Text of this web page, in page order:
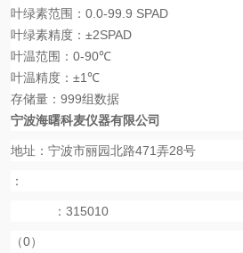
叶绿素范围： 0.0-99.9 SPAD
叶绿素精度： ±2SPAD
叶温范围： 0-90℃
叶温精度： ±1℃
存储量： 999组数据
宁波海曙科麦仪器有限公司
地址：宁波市丽园北路471弄28号
：
： 315010
（0）